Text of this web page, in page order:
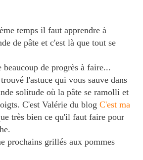
temps il faut apprendre à
de pâte et c'est là que tout se
beaucoup de progrès à faire...
l'astuce qui vous sauve dans
solitude où la pâte se ramolli et
C'est Valérie du blog C'est ma
très bien ce qu'il faut faire pour
prochains grillés aux pommes